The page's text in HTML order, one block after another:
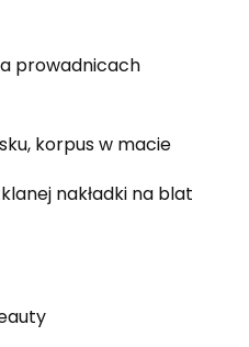
prowadnicach
korpus w macie
nakładki na blat